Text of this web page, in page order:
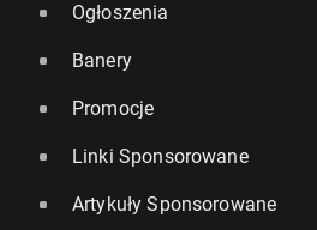
Ogłoszenia
Banery
Promocje
Linki Sponsorowane
Artykuły Sponsorowane